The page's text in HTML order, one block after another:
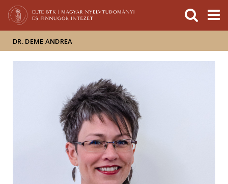
Hírek
Események
ELTE a
sajtóban
DR. DEME ANDREA